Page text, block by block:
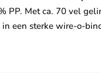
PP. Met ca. 70 vel
een sterke wire-o-